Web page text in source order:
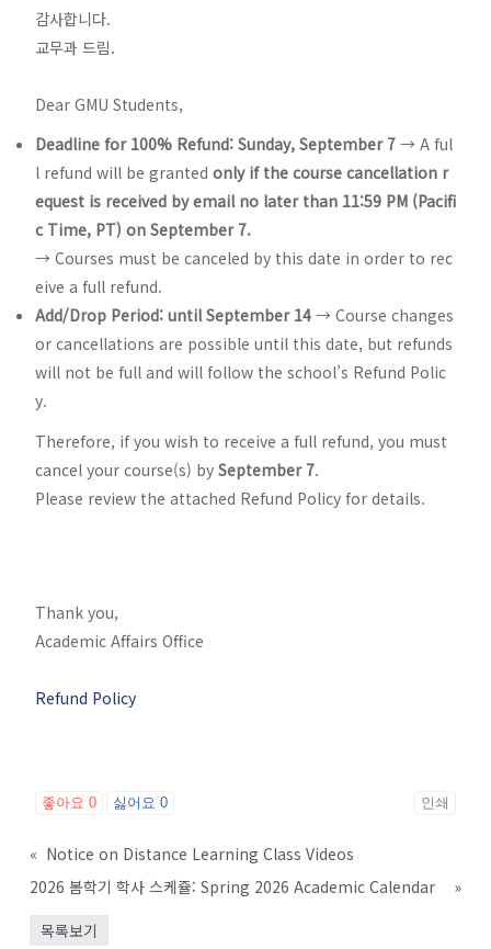
감사합니다.
교무과 드림.
Dear GMU Students,
Deadline for 100% Refund: Sunday, September 7→ A ful
l refund will be granted only if the course cancellation r
equest is received by email no later than 11:59 PM (Pacifi
c Time, PT) on September 7.
→ Courses must be canceled by this date in order to rec
eive a full refund.
Add/Drop Period: until September 14→ Course changes
or cancellations are possible until this date, but refunds
will not be full and will follow the school’s Refund Polic
y.
Therefore, if you wish to receive a full refund, you must
cancel your course(s) by September 7.
Please review the attached Refund Policy for details.
Thank you,
Academic Affairs Office
Refund Policy
좋아요 0 싫어요 0 인쇄
« Notice on Distance Learning Class Videos
2026 봄학기 학사 스케쥴: Spring 2026 Academic Calendar
»
목록보기